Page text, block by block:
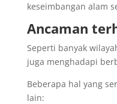
keseimbangan alam
Ancaman
Seperti banyak
juga menghadapi
Beberapa hal yang
lain: